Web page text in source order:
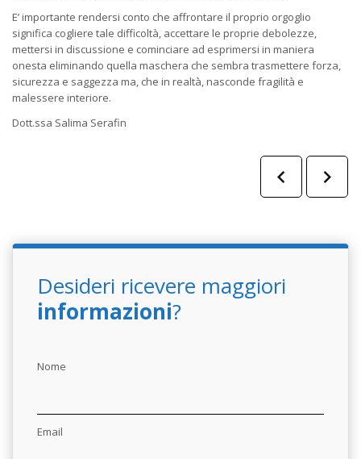
E’ importante rendersi conto che affrontare il proprio orgoglio
significa cogliere tale difficoltà, accettare le proprie debolezze,
mettersi in discussione e cominciare ad esprimersi in maniera
onesta eliminando quella maschera che sembra trasmettere forza,
sicurezza e saggezza ma, che in realtà, nasconde fragilità e
malessere interiore.
Dott.ssa Salima Serafin
Desideri ricevere maggiori
informazioni?
Nome
Email